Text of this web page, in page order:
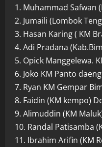
1. Muhammad Safwan
2. Jumaili (Lombok
3. Hasan Karing ( KM
4. Adi Pradana
5. Opick Manggelewa.
6. Joko KM Panto
7. Ryan KM Gempar
8. Faidin (KM kempo)
9. Alimuddin (KM
10. Randal Patisamba
11. Ibrahim Arifin (KM